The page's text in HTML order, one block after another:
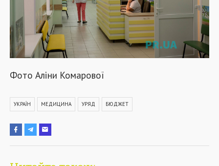
Фото Аліни Комарової
УКРАЇН МЕДИЦИНА УРЯД БЮДЖЕТ